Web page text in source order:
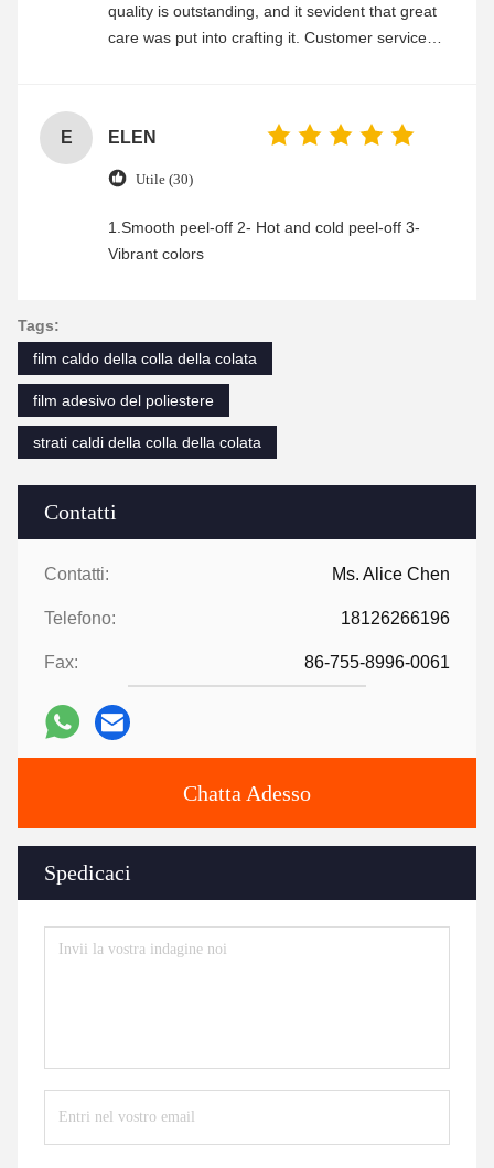
Contatti
Contatti: Ms. Alice Chen
Telefono: 18126266196
Fax: 86-755-8996-0061
Chatta Adesso
Spedicaci
quality is outstanding, and it sevident that great
care was put into crafting it. Customer service
E ELEN
Utile (30)
1.Smooth peel-off 2- Hot and cold peel-off 3-
Vibrant colors
Tags:
film caldo della colla della colata
film adesivo del poliestere
strati caldi della colla della colata